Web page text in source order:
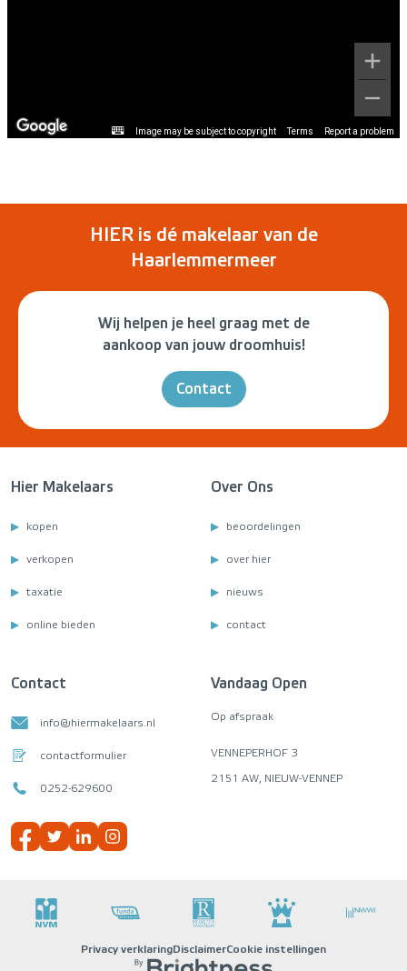
Image may be subject to copyright Terms Report a problem
HIER is dé makelaar van de
Haarlemmermeer
Wij helpen je heel graag met de
aankoop van jouw droomhuis!
Contact
Hier Makelaars
kopen
verkopen
taxatie
online bieden
Over Ons
beoordelingen
over hier
nieuws
contact
Contact
info@hiermakelaars.nl
contactformulier
0252-629600
Vandaag Open
Op afspraak
VENNEPERHOF 3
2151 AW, NIEUW-VENNEP
Privacy verklaringDisclaimerCookie instellingen